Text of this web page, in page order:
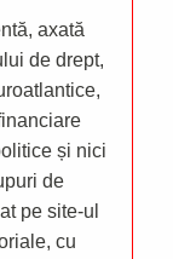
axată
de drept,
și nici
de
pe site-ul
cu